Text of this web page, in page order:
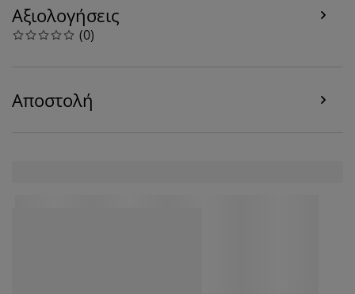
Αξιολογήσεις
(0)
Αποστολή
Στη JYSK χρησιμοποιούμε cookies και αναγνωριστικά
κινητών τηλεφώνων για να εξασφαλίσουμε μια καλή
εμπειρία κατά την επίσκεψη στον ιστότοπό μας. Τα
στοιχείων και σχετικού μάρκετινγκ υλικού.